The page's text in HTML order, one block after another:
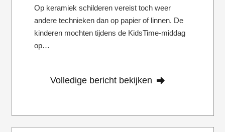
Op keramiek schilderen vereist toch weer
andere technieken dan op papier of linnen. De
kinderen mochten tijdens de KidsTime-middag
op…
Volledige bericht bekijken